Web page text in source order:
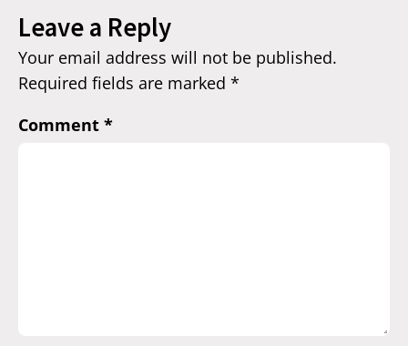
Leave a Reply
Your email address will not be published.
Required fields are marked *
Comment *